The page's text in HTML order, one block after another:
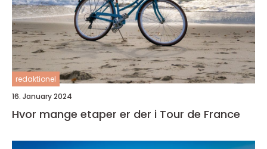
redaktionel
16. January 2024
Hvor mange etaper er der i Tour de France